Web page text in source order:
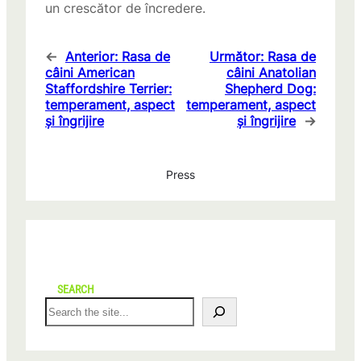
un crescător de încredere.
← Anterior: Rasa de
câini American
Staffordshire Terrier:
temperament, aspect
și îngrijire
Următor: Rasa de
câini Anatolian
Shepherd Dog:
temperament, aspect
și îngrijire →
Press
SEARCH
S
e
r